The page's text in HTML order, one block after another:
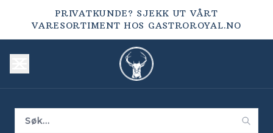
PRIVATKUNDE? SJEKK UT VÅRT
VARESORTIMENT HOS GASTROROYAL.NO